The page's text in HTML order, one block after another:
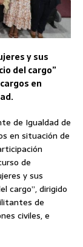
y sus
del cargo”
en
de Igualdad de
en situación de
de
y sus
cargo”, dirigido
de
civiles, e